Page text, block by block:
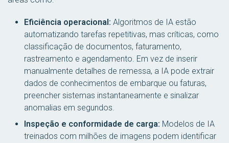
Eficiência operacional: Algoritmos de IA estão
automatizando tarefas repetitivas, mas críticas, como
classificação de documentos, faturamento,
rastreamento e agendamento. Em vez de inserir
manualmente detalhes de remessa, a IA pode extrair
dados de conhecimentos de embarque ou faturas,
preencher sistemas instantaneamente e sinalizar
anomalias em segundos.
Inspeção e conformidade de carga: Modelos de IA
treinados com milhões de imagens podem identificar